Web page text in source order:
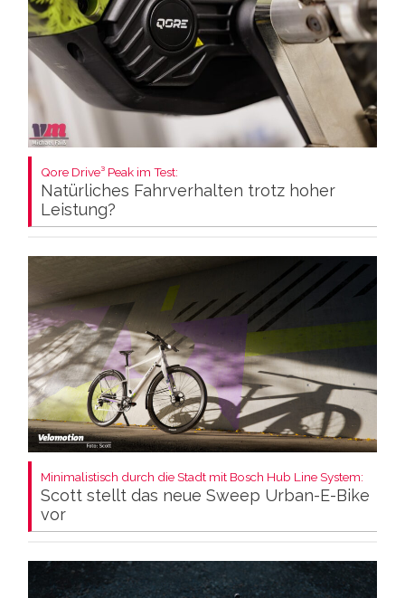
Qore Drive³ Peak im Test:
Natürliches Fahrverhalten trotz hoher
Leistung?
Minimalistisch durch die Stadt mit Bosch Hub Line System:
Scott stellt das neue Sweep Urban-E-Bike
vor